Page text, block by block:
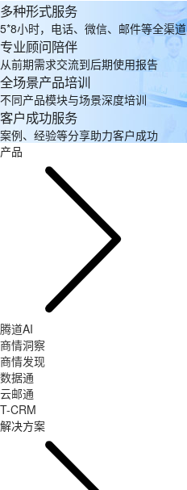
多种形式服务
5*8小时，电话、微信、邮件等全渠道
专业顾问陪伴
从前期需求交流到后期使用报告
全场景产品培训
不同产品模块与场景深度培训
客户成功服务
案例、经验等分享助力客户成功
产品
腾道AI
商情洞察
商情发现
数据通
云邮通
T-CRM
解决方案